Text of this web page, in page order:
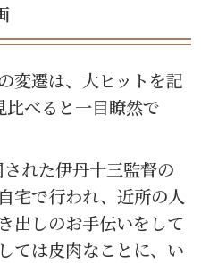
変遷は、大ヒットを記
べると一目瞭然で
れた伊丹十三監督の
宅で行われ、近所の人
出しのお手伝いをして
ては皮肉なことに、い